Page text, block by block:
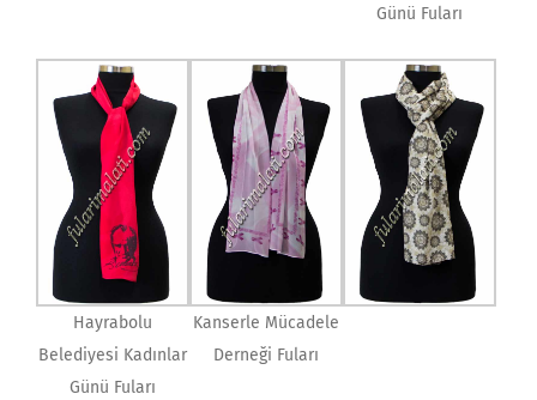
Günü Fuları
Hayrabolu
Belediyesi Kadınlar
Günü Fuları
Kanserle Mücadele
Derneği Fuları